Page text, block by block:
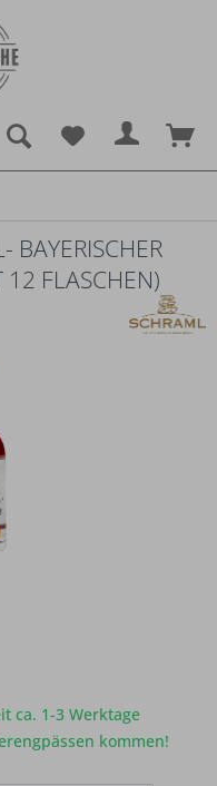
BAYERISCHER
12 FLASCHEN)
ca. 1-3 Werktage
kommen!